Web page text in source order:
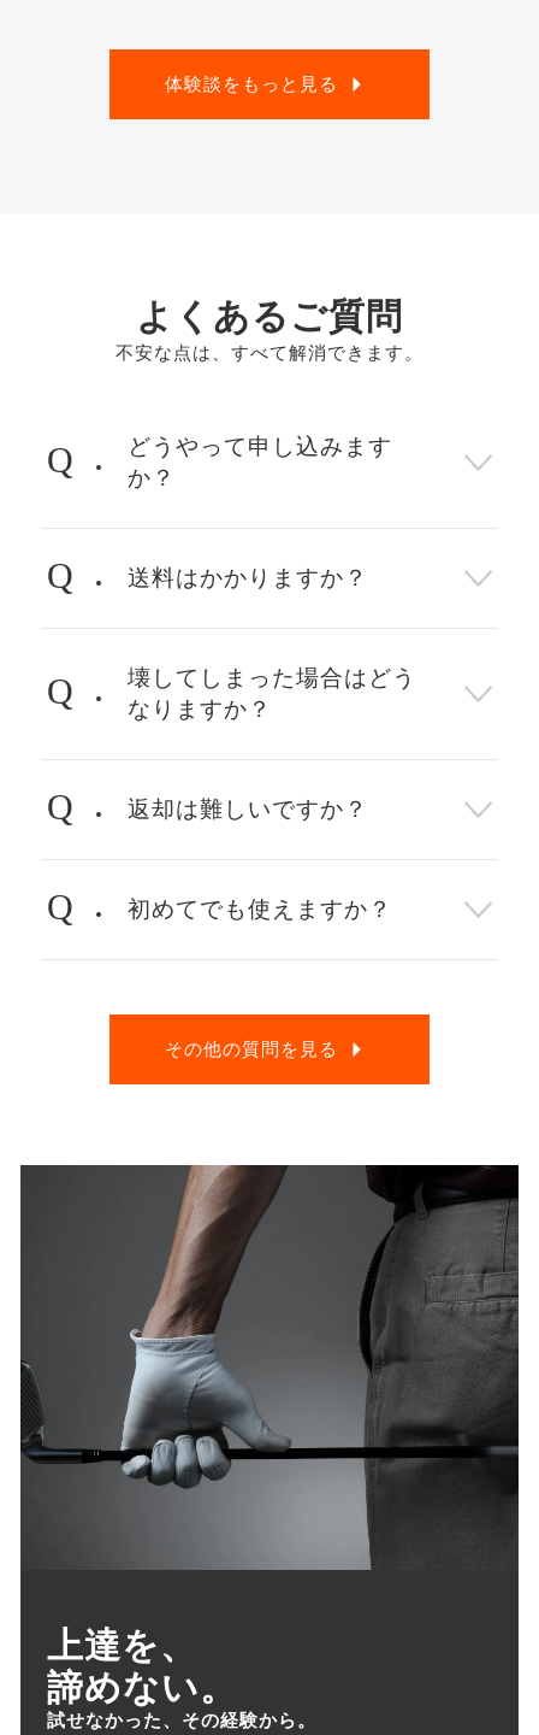
体験談をもっと見る
よくあるご質問
不安な点は、すべて解消できます。
Q
どうやって申し込みます
か？
Q 送料はかかりますか？
Q
壊してしまった場合はどう
なりますか？
Q 返却は難しいですか？
Q 初めてでも使えますか？
その他の質問を見る
上達を、
諦めない。
試せなかった、その経験から。